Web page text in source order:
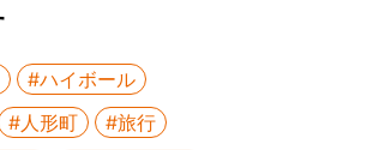
#ハイボール
#人形町
#旅行